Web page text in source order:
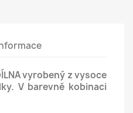
vyrobený z vysoce
V barevné kobinaci